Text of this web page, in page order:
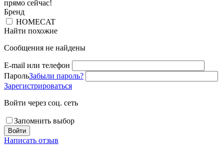
прямо сейчас!
Бренд
HOMECAT
Найти похожие
Сообщения не найдены
E-mail или телефон
ПарольЗабыли пароль?
Зарегистрироваться
Войти через соц. сеть
Запомнить выбор
Войти
Написать отзыв